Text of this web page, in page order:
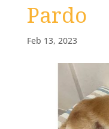
Pardo
Feb 13, 2023